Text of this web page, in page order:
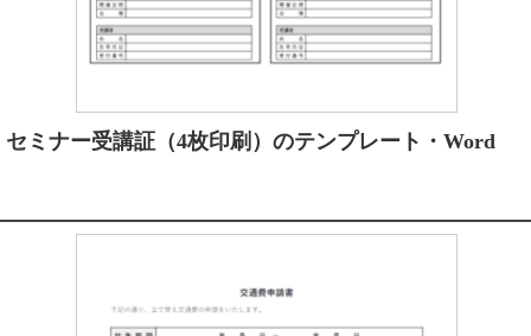
セミナー受講証（4枚印刷）のテンプレート・Word